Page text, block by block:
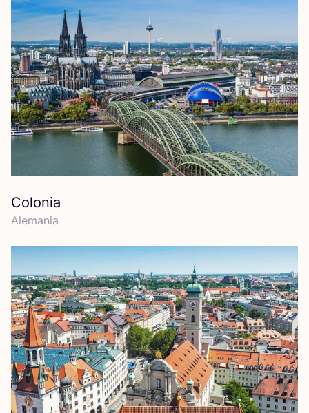
Colonia
Ale­ma­nia